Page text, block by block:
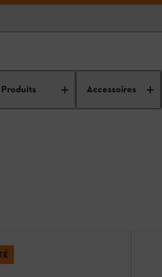
Produits Accessoires